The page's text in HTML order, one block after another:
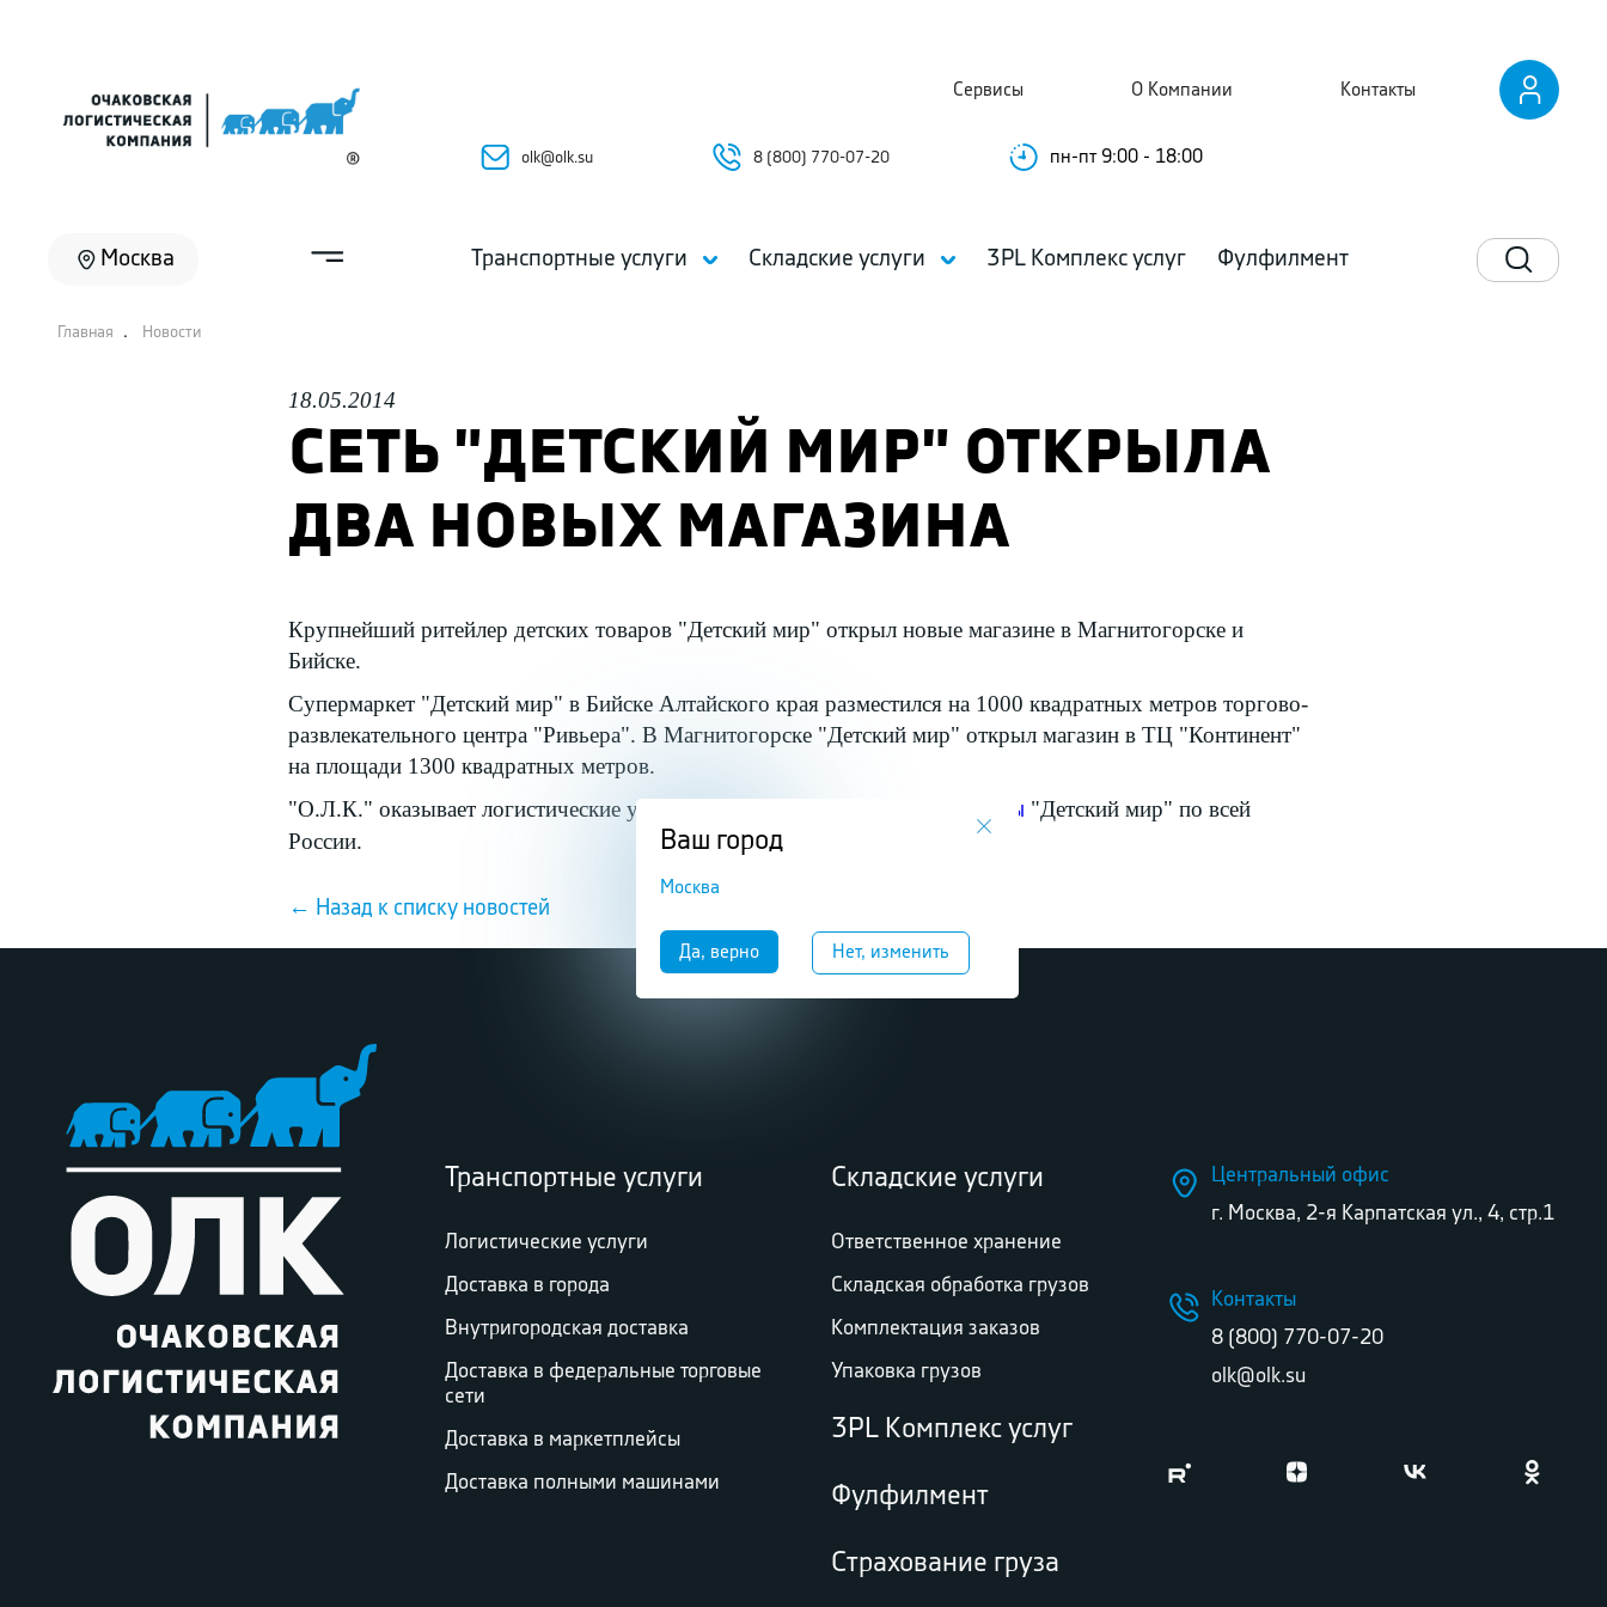
olk@olk.su 8 (800) 770-07-20 пн-пт 9:00 - 18:00
Сервисы О Компании Контакты
Москва Транспортные услуги Складские услуги 3PL Комплекс услуг Фулфилмент
Главная . Новости
18.05.2014
СЕТЬ "ДЕТСКИЙ МИР" ОТКРЫЛА
ДВА НОВЫХ МАГАЗИНА
Крупнейший ритейлер детских товаров "Детский мир" открыл новые магазине в Магнитогорске и
Бийске.
Супермаркет "Детский мир" в Бийске Алтайского края разместился на 1000 квадратных метров торгово-
развлекательного центра "Ривьера". В Магнитогорске "Детский мир" открыл магазин в ТЦ "Континент"
на площади 1300 квадратных метров.
"О.Л.К." оказывает логистические услуги и предлагает
доставку в магазины "Детский мир" по всей
России.
← Назад к списку новостей
Транспортные услуги
Логистические услуги
Доставка в города
Внутригородская доставка
Доставка в федеральные торговые
сети
Доставка в маркетплейсы
Доставка полными машинами
Складские услуги
Ответственное хранение
Складская обработка грузов
Комплектация заказов
Упаковка грузов
3PL Комплекс услуг
Фулфилмент
Страхование груза
Центральный офис
г. Москва, 2-я Карпатская ул., 4, стр.1
Контакты
8 (800) 770-07-20
olk@olk.su
Ваш город
Москва